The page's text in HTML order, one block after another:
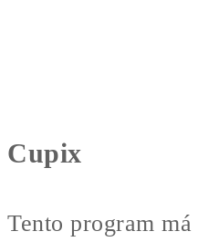
Cupix
Tento program